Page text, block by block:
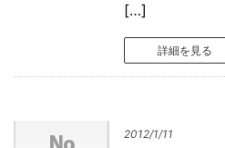
[…]
詳細を見る
2012/1/11